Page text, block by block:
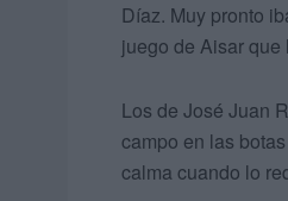
Díaz. Muy pronto
juego de Aisar
Los de José Juan
campo en las
calma cuando lo